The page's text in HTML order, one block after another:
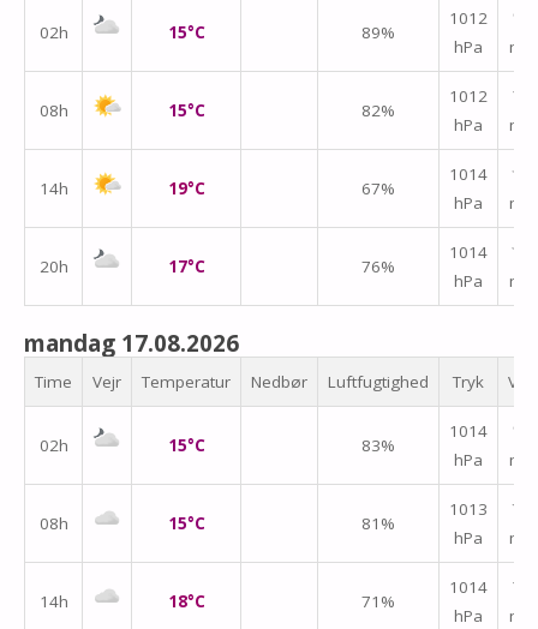
02h 15°C 89%
1012
hPa
↑
m/s
08h 15°C 82%
1012
hPa
↑
m/s
14h 19°C 67%
1014
hPa
↑
m/s
20h 17°C 76%
1014
hPa
↑
m/s
mandag 17.08.2026
Time Vejr Temperatur Nedbør Luftfugtighed Tryk
02h 15°C 83%
1014
hPa
↑
m/s
08h 15°C 81%
1013
hPa
↑
m/s
14h 18°C 71%
1014
hPa
↑
m/s